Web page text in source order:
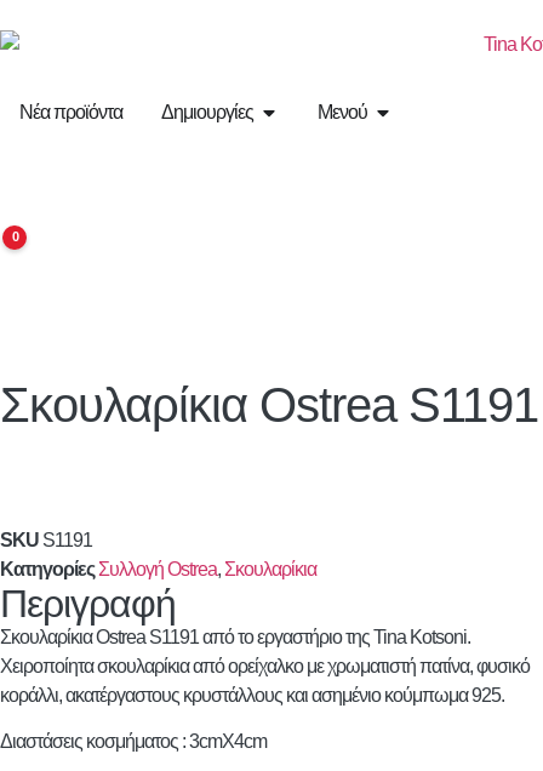
Νέα προϊόντα Δημιουργίες Μενού
0
Σκουλαρίκια OstreaS1191
SKU S1191
Κατηγορίες Συλλογή Ostrea, Σκουλαρίκια
Περιγραφή
ΣκουλαρίκιαOstrea S1191 από το εργαστήριο της Tina Kotsoni.
Χειροποίητα σκουλαρίκια από ορείχαλκο με χρωματιστή πατίνα, φυσικό
κοράλλι, ακατέργαστους κρυστάλλους και ασημένιο κούμπωμα 925.
Διαστάσεις κοσμήματος : 3cmX4cm